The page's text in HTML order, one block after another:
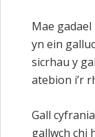
Mae
yn ein
sicrhau y
atebion i’r
Gall
gallwch chi